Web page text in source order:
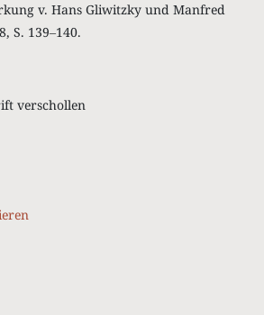
v. Hans Gliwitzky und Manfred
S. 139‒140.
verschollen